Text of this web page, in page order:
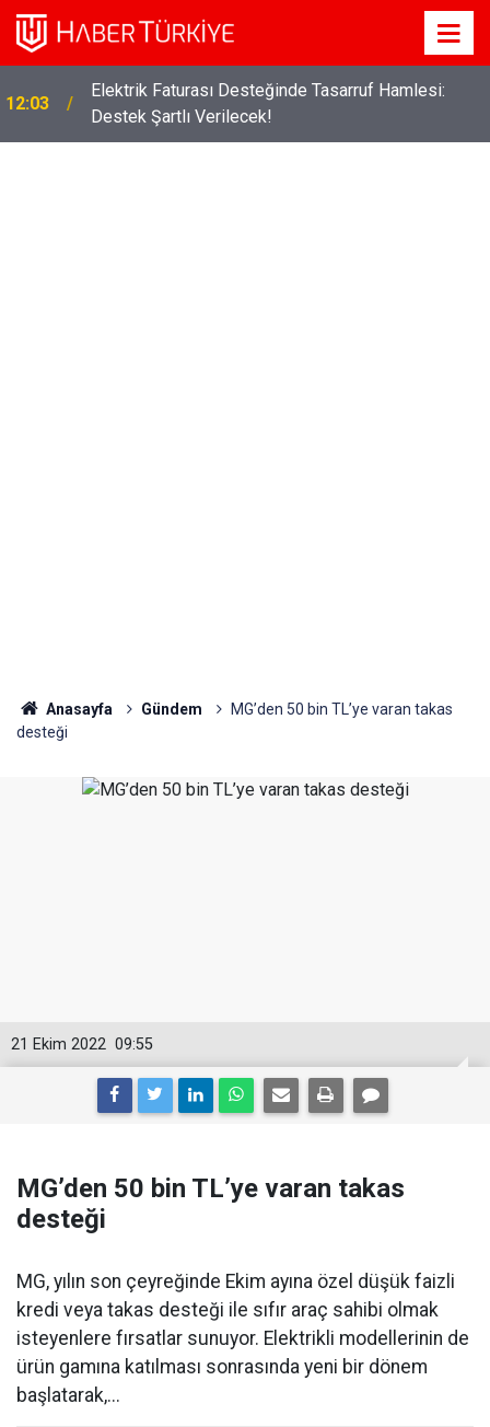
12:03
Elektrik Faturası Desteğinde Tasarruf Hamlesi:
Destek Şartlı Verilecek!
Anasayfa Gündem
MG’den 50 bin TL’ye varan takas
desteği
09:55
21 Ekim 2022
MG’den 50 bin TL’ye varan takas
desteği
MG, yılın son çeyreğinde Ekim ayına özel düşük faizli
kredi veya takas desteği ile sıfır araç sahibi olmak
isteyenlere fırsatlar sunuyor. Elektrikli modellerinin de
ürün gamına katılması sonrasında yeni bir dönem
başlatarak,...